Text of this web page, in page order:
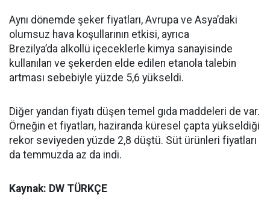
Aynı dönemde şeker fiyatları, Avrupa ve Asya’daki
olumsuz hava koşullarının etkisi, ayrıca
Brezilya’da alkollü içeceklerle kimya sanayisinde
kullanılan ve şekerden elde edilen etanola talebin
artması sebebiyle yüzde 5,6 yükseldi.
Diğer yandan fiyatı düşen temel gıda maddeleri de var.
Örneğin et fiyatları, haziranda küresel çapta yükseldiği
rekor seviyeden yüzde 2,8 düştü. Süt ürünleri fiyatları
da temmuzda az da indi.
Kaynak: DW TÜRKÇE